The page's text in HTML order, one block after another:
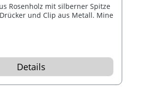
Rosenholz mit silberner Spitze
und Clip aus Metall. Mine
Details